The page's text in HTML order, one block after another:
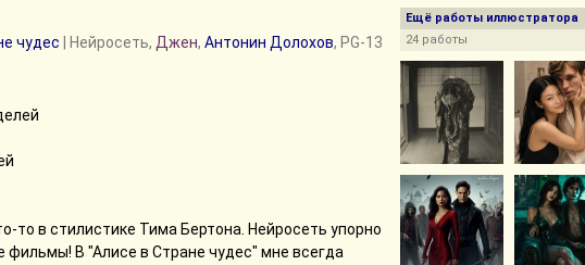
чудес | Нейросеть, Джен, Антонин Долохов, PG-13
то в стилистике Тима Бертона. Нейросеть упорно
фильмы! В "Алисе в Стране чудес" мне всегда
Ещё работы иллюстратора
24 работы